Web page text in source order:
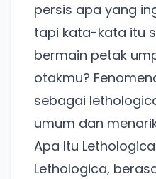
persis apa yang
tapi kata-kata itu
bermain petak
otakmu?
sebagai
umum dan
Apa Itu
Lethologica,